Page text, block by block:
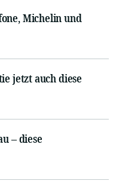
Michelin und
jetzt auch diese
– diese